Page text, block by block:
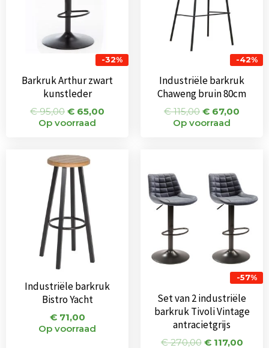
-32%
Barkruk Arthur zwart
kunstleder
€95,00 € 65,00
Op voorraad
-42%
Industriële barkruk
Chaweng bruin 80cm
€115,00 € 67,00
Op voorraad
Industriële barkruk
Bistro Yacht
€71,00
Op voorraad
-57%
Set van 2 industriële
barkruk Tivoli Vintage
antracietgrijs
€270,00
was:
€ 270,00.
€117,00
€